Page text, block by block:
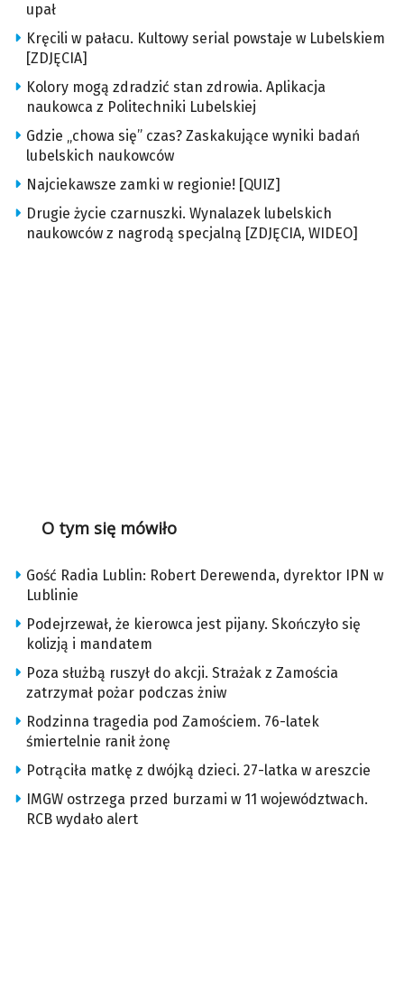
upał
Kręcili w pałacu. Kultowy serial powstaje w Lubelskiem
[ZDJĘCIA]
Kolory mogą zdradzić stan zdrowia. Aplikacja
naukowca z Politechniki Lubelskiej
Gdzie „chowa się” czas? Zaskakujące wyniki badań
lubelskich naukowców
Najciekawsze zamki w regionie! [QUIZ]
Drugie życie czarnuszki. Wynalazek lubelskich
naukowców z nagrodą specjalną [ZDJĘCIA, WIDEO]
O tym się mówiło
Gość Radia Lublin: Robert Derewenda, dyrektor IPN w
Lublinie
Podejrzewał, że kierowca jest pijany. Skończyło się
kolizją i mandatem
Poza służbą ruszył do akcji. Strażak z Zamościa
zatrzymał pożar podczas żniw
Rodzinna tragedia pod Zamościem. 76-latek
śmiertelnie ranił żonę
Potrąciła matkę z dwójką dzieci. 27-latka w areszcie
IMGW ostrzega przed burzami w 11 województwach.
RCB wydało alert